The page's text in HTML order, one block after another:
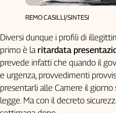
REMO CASILLI/SINTESI
Diversi dunque i profili di
primo è la ritardata
prevede infatti che quando il
e urgenza, provvedimenti
presentarli alle Camere il
legge. Ma con il decreto